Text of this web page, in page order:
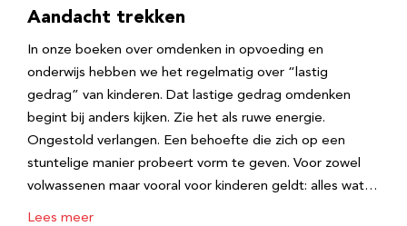
Aandacht trekken
In onze boeken over omdenken in opvoeding en
onderwijs hebben we het regelmatig over “lastig
gedrag” van kinderen. Dat lastige gedrag omdenken
begint bij anders kijken. Zie het als ruwe energie.
Ongestold verlangen. Een behoefte die zich op een
stuntelige manier probeert vorm te geven. Voor zowel
volwassenen maar vooral voor kinderen geldt: alles wat…
Lees meer